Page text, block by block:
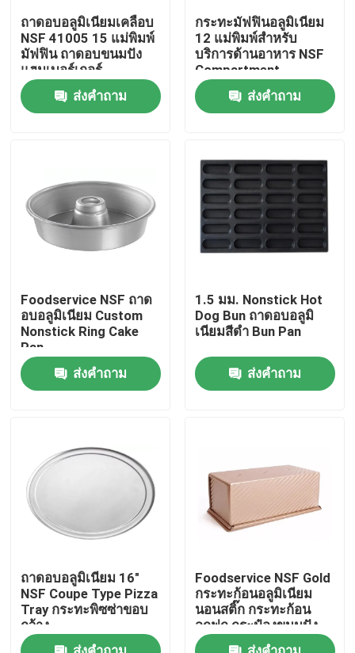
บ้าน
สินค้า
วิดีโอ
เกี่ยวกับเรา
ทัวร์โรงงาน
ควบคุมคุณภาพ
ติดต่อเรา
เตาอบสำรับเบเกอรี่
เตาอบชั้นวางเบเกอรี่
เตาอบพาเบเกอรี่
ถาดอบอลูมิเนียมเคลือบ
NSF 41005 15 แม่พิมพ์
มัฟฟิน ถาดอบขนมปัง
แฮมเบอร์เกอร์
ส่งคำถาม
กระทะมัฟฟินอลูมิเนียม
12 แม่พิมพ์สำหรับ
บริการด้านอาหาร NSF
Compartment
Bundtlette
Commercial Grade
ส่งคำถาม
Foodservice NSF ถาด
อบอลูมิเนียม Custom
Nonstick Ring Cake
Pan
ส่งคำถาม
1.5 มม. Nonstick Hot
Dog Bun ถาดอบอลูมิ
เนียมสีดำ Bun Pan
ส่งคำถาม
ถาดอบอลูมิเนียม 16"
NSF Coupe Type Pizza
Tray กระทะพิซซ่าขอบ
กว้าง
Foodservice NSF Gold
กระทะก้อนอลูมิเนียม
นอนสติ๊ก กระทะก้อน
ลูกฟูก กระป๋องขนมปัง